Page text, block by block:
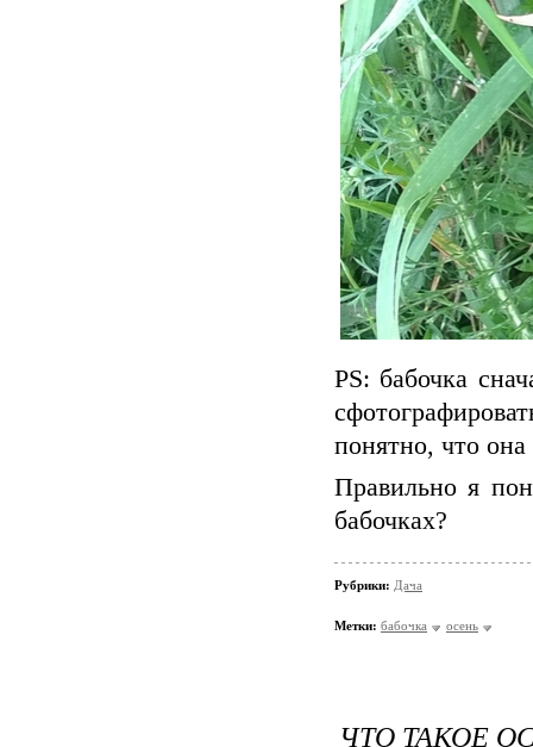
PS: бабочка
понятно, что
Правильно я
бабочках?
Рубрики: Дача
Метки: бабочка осень
ЧТО ТАКОЕ